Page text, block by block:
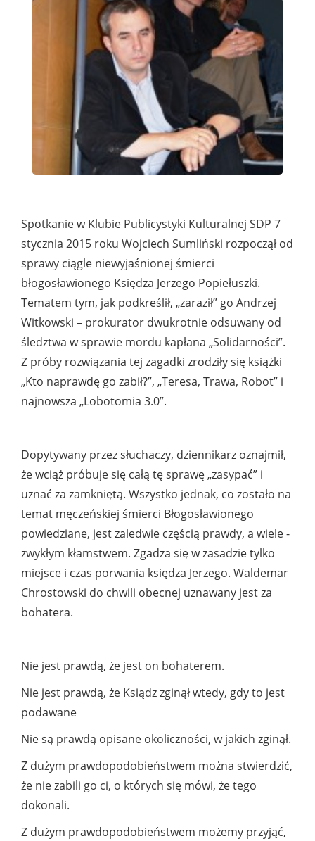
Spotkanie w Klubie Publicystyki Kulturalnej SDP 7
stycznia 2015 roku Wojciech Sumliński rozpoczął od
sprawy ciągle niewyjaśnionej śmierci
błogosławionego Księdza Jerzego Popiełuszki.
Tematem tym, jak podkreślił, „zaraził” go Andrzej
Witkowski – prokurator dwukrotnie odsuwany od
śledztwa w sprawie mordu kapłana „Solidarności”.
Z próby rozwiązania tej zagadki zrodziły się książki
„Kto naprawdę go zabił?”, „Teresa, Trawa, Robot” i
najnowsza „Lobotomia 3.0”.
Dopytywany przez słuchaczy, dziennikarz oznajmił,
że wciąż próbuje się całą tę sprawę „zasypać” i
uznać za zamkniętą. Wszystko jednak, co zostało na
temat męczeńskiej śmierci Błogosławionego
powiedziane, jest zaledwie częścią prawdy, a wiele -
zwykłym kłamstwem. Zgadza się w zasadzie tylko
miejsce i czas porwania księdza Jerzego. Waldemar
Chrostowski do chwili obecnej uznawany jest za
bohatera.
Nie jest prawdą, że jest on bohaterem.
Nie jest prawdą, że Ksiądz zginął wtedy, gdy to jest
podawane
Nie są prawdą opisane okoliczności, w jakich zginął.
Z dużym prawdopodobieństwem można stwierdzić,
że nie zabili go ci, o których się mówi, że tego
dokonali.
Z dużym prawdopodobieństwem możemy przyjąć,